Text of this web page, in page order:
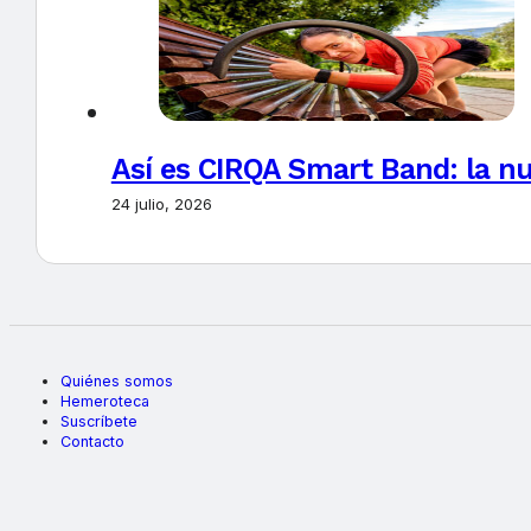
Así es CIRQA Smart Band: la
24 julio, 2026
Quiénes somos
Hemeroteca
Suscríbete
Contacto